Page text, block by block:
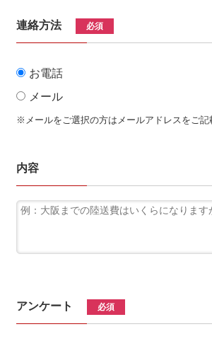
連絡方法 必須
お電話
メール
※メールをご選択の方はメールアドレスをご記
内容
アンケート 必須